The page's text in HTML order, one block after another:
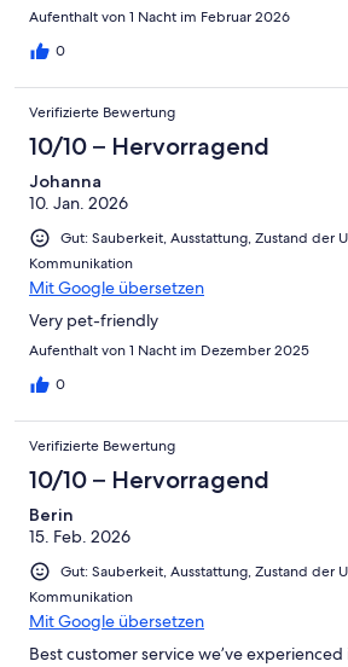
Aufenthalt von 1 Nacht im Februar 2026
0
Verifizierte Bewertung
10/10 – Hervorragend
Johanna
10. Jan. 2026
Gut: Sauberkeit, Ausstattung, Zustand der
Kommunikation
Mit Google übersetzen
Very pet-friendly
Aufenthalt von 1 Nacht im Dezember 2025
0
Verifizierte Bewertung
10/10 – Hervorragend
Berin
15. Feb. 2026
Gut: Sauberkeit, Ausstattung, Zustand der
Kommunikation
Mit Google übersetzen
Best customer service we’ve experienced